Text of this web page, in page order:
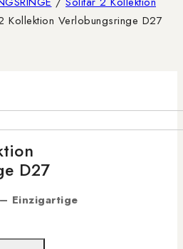
Kollektion Verlobungsringe D27
D27
Einzigartige